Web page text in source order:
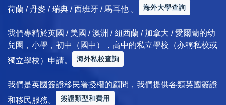
荷蘭 / 丹麥 / 瑞典 / 西班牙 / 馬耳他 。
海外大學查詢
我們專精於英國 / 美國 / 澳洲 / 紐西蘭 / 加拿大 / 愛爾蘭的幼
兒園，小學，初中（國中），高中的私立學校（亦稱私校或
獨立學校）申請。
海外私校查詢
我們是英國簽證移民署授權的顧問，我們提供各類英國簽證
和移民服務。
簽證類型和費用